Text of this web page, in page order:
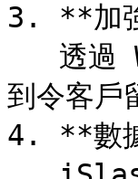
3. **加
到令客戶
4. **數